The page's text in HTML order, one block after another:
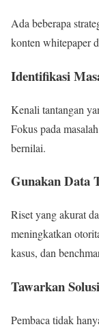
Ada beberapa
konten whitepaper
Identifikasi
Kenali tantangan
Fokus pada
bernilai.
Gunakan Data
Riset yang akurat
meningkatkan
kasus, dan
Tawarkan
Pembaca tidak